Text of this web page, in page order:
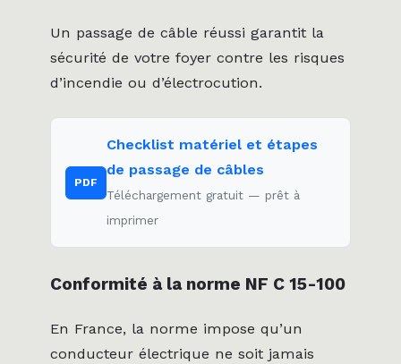
Un passage de câble réussi garantit la
sécurité de votre foyer contre les risques
d’incendie ou d’électrocution.
PDF
Checklist matériel et étapes
de passage de câbles
Téléchargement gratuit — prêt à
imprimer
Conformité à la norme NF C 15-100
En France, la norme impose qu’un
conducteur électrique ne soit jamais